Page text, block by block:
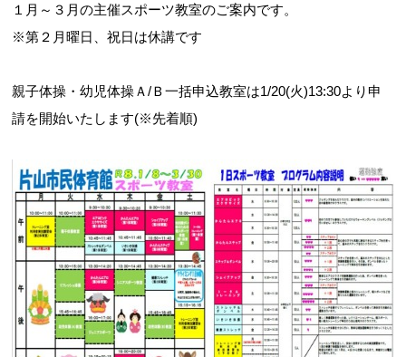
お問合せフォーム
１月～３月の主催スポーツ教室のご案内です。
※第２月曜日、祝日は休講です
親子体操・幼児体操Ａ/Ｂ一括申込教室は1/20(火)13:30より申
請を開始いたします(※先着順)